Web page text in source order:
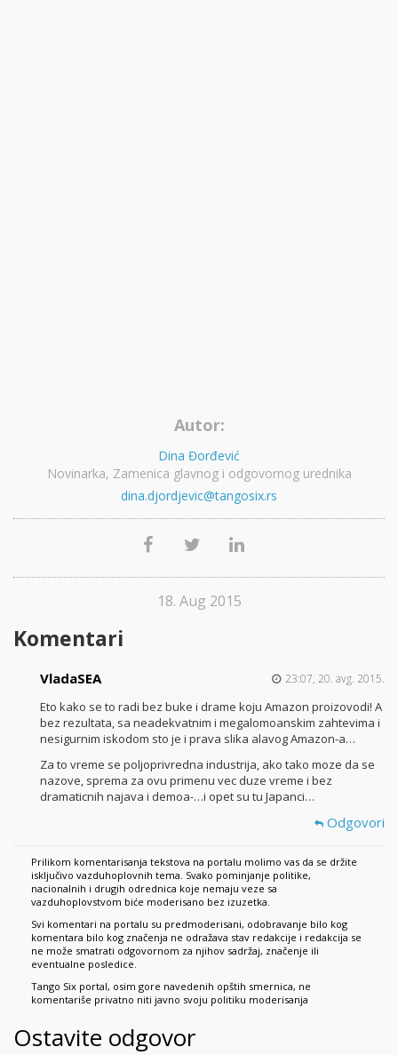
Autor:
Dina Đorđević
Novinarka, Zamenica glavnog i odgovornog urednika
dina.djordjevic@tangosix.rs
18. Aug 2015
Komentari
VladaSEA 23:07, 20. avg. 2015.
Eto kako se to radi bez buke i drame koju Amazon proizovodi! A
bez rezultata, sa neadekvatnim i megalomoanskim zahtevima i
nesigurnim iskodom sto je i prava slika alavog Amazon-a…
Za to vreme se poljoprivredna industrija, ako tako moze da se
nazove, sprema za ovu primenu vec duze vreme i bez
dramaticnih najava i demoa-…i opet su tu Japanci…
Odgovori
Prilikom komentarisanja tekstova na portalu molimo vas da se držite
isključivo vazduhoplovnih tema. Svako pominjanje politike,
nacionalnih i drugih odrednica koje nemaju veze sa
vazduhoplovstvom biće moderisano bez izuzetka.
Svi komentari na portalu su predmoderisani, odobravanje bilo kog
komentara bilo kog značenja ne odražava stav redakcije i redakcija se
ne može smatrati odgovornom za njihov sadržaj, značenje ili
eventualne posledice.
Tango Six portal, osim gore navedenih opštih smernica, ne
komentariše privatno niti javno svoju politiku moderisanja
Ostavite odgovor